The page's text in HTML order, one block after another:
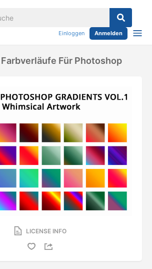
Einloggen Anmelden
Für Photoshop
LICENSE INFO